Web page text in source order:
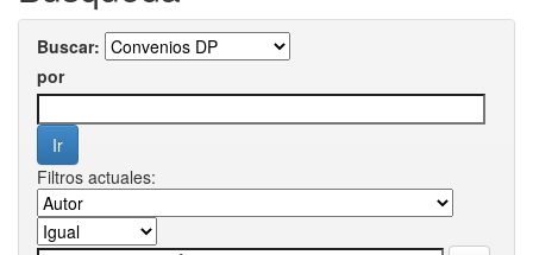
Buscar:
por
Filtros actuales: